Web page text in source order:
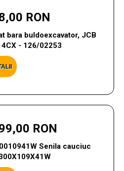
RON
bara buldoexcavator, JCB
4CX - 126/02253
RON
Senila cauciuc